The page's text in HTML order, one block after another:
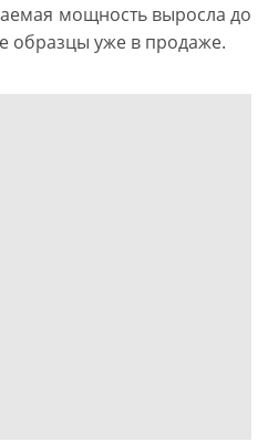
мощность выросла до
образцы уже в продаже.